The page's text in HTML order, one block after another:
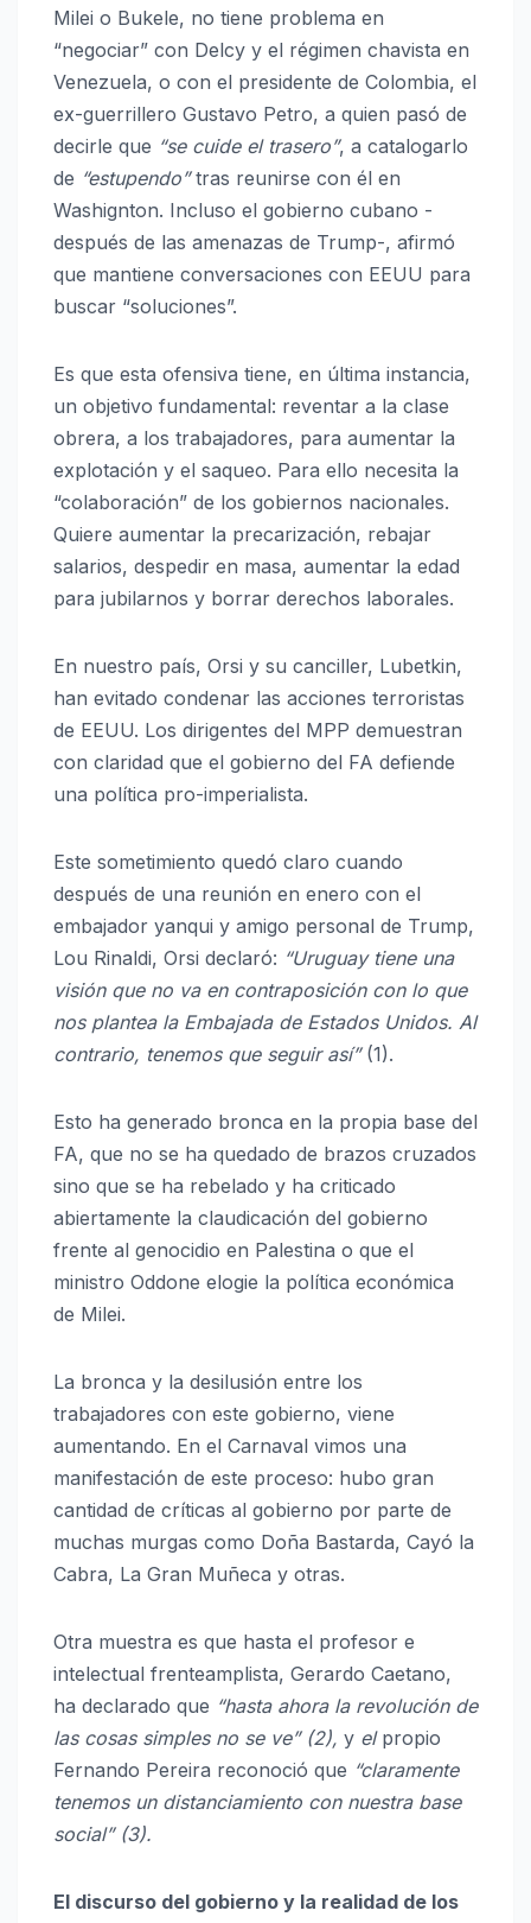
Milei o Bukele, no tiene problema en
“negociar” con Delcy y el régimen chavista en
Venezuela, o con el presidente de Colombia, el
ex-guerrillero Gustavo Petro, a quien pasó de
decirle que “se cuide el trasero”, a catalogarlo
de “estupendo”tras reunirse con él en
Washignton. Incluso el gobierno cubano -
después de las amenazas de Trump-, afirmó
que mantiene conversaciones con EEUU para
buscar “soluciones”.
Es que esta ofensiva tiene, en última instancia,
un objetivo fundamental: reventar a la clase
obrera, a los trabajadores, para aumentar la
explotación y el saqueo. Para ello necesita la
“colaboración” de los gobiernos nacionales.
Quiere aumentar la precarización, rebajar
salarios, despedir en masa, aumentar la edad
para jubilarnos y borrar derechos laborales.
En nuestro país, Orsi y su canciller, Lubetkin,
han evitado condenar las acciones terroristas
de EEUU. Los dirigentes del MPP demuestran
con claridad que el gobierno del FA defiende
una política pro-imperialista.
Este sometimiento quedó claro cuando
después de una reunión en enero con el
embajador yanqui y amigo personal de Trump,
Lou Rinaldi, Orsi declaró: “Uruguay tiene una
visión que no va en contraposición con lo que
nos plantea la Embajada de Estados Unidos. Al
contrario, tenemos que seguir así”(1).
Esto ha generado bronca en la propia base del
FA, que no se ha quedado de brazos cruzados
sino que se ha rebelado y ha criticado
abiertamente la claudicación del gobierno
frente al genocidio en Palestina o que el
ministro Oddone elogie la política económica
de Milei.
La bronca y la desilusión entre los
trabajadores con este gobierno, viene
aumentando. En el Carnaval vimos una
manifestación de este proceso: hubo gran
cantidad de críticas al gobierno por parte de
muchas murgas como Doña Bastarda, Cayó la
Cabra, La Gran Muñeca y otras.
Otra muestra es que hasta el profesor e
intelectual frenteamplista, Gerardo Caetano,
ha declarado que “hasta ahora la revolución de
las cosas simples no se ve” (2), y elpropio
Fernando Pereira reconoció que “claramente
tenemos un distanciamiento con nuestra base
social” (3).
El discurso del gobierno y la realidad de los